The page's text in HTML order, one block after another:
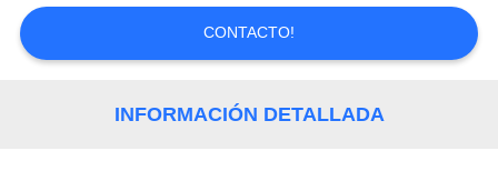
POLÍTICAS
DE
CONTACTO!
INFORMACIÓN DETALLADA